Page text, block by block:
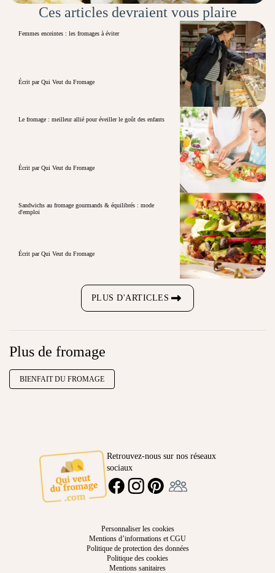
Ces articles devraient vous plaire
Femmes enceintes : les fromages à éviter
Écrit par Qui Veut du Fromage
Le fromage : meilleur allié pour éveiller le goût des enfants
Écrit par Qui Veut du Fromage
Sandwichs au fromage gourmands & équilibrés : mode
d'emploi
Écrit par Qui Veut du Fromage
PLUS D'ARTICLES
Plus de fromage
BIENFAIT DU FROMAGE
Retrouvez-nous sur nos réseaux
sociaux
FACEBOOKINSTAGRAMPINTEREST
Personnaliser les cookies
Mentions d’informations et CGU
Politique de protection des données
Politique des cookies
Mentions sanitaires